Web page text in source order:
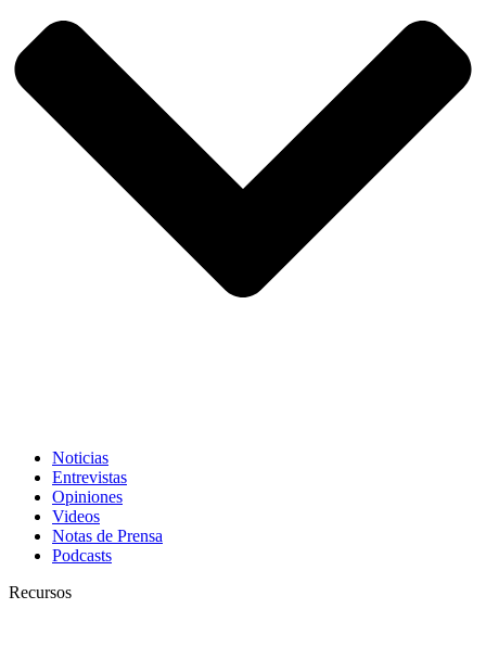
Noticias
Entrevistas
Opiniones
Videos
Notas de Prensa
Podcasts
Recursos